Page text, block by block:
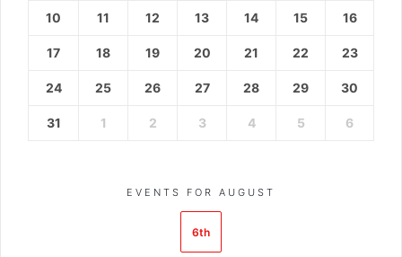
10 11 12 13 14 15 16
17 18 19 20 21 22 23
24 25 26 27 28 29 30
31 1 2 3 4 5 6
EVENTS FOR AUGUST
6th